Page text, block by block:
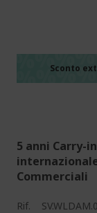
Sconto
5 anni Carry-
Commerciali
Rif.